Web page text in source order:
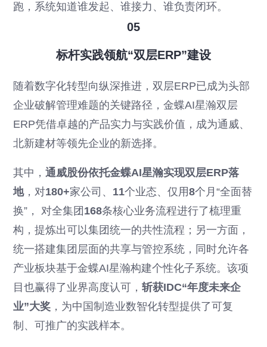
跑，系统知道谁发起、谁接力、谁负责闭环。
05
标杆实践领航“双层ERP”建设
随着数字化转型向纵深推进，双层ERP已成为头部
企业破解管理难题的关键路径，金蝶AI星瀚双层
ERP凭借卓越的产品实力与实践价值，成为通威、
北新建材等领先企业的新选择。
其中，通威股份依托金蝶AI星瀚实现双层ERP落
地，对180+家公司、 11个业态、仅用8个月“全面替
换”， 对全集团 168条核心业务流程进行了梳理重
构，提炼出可以集团统一的共性流程；另一方面，
统一搭建集团层面的共享与管控系统，同时允许各
产业板块基于金蝶AI星瀚构建个性化子系统。该项
目也赢得了业界高度认可，斩获IDC“年度未来企
业”大奖 ，为中国制造业数智化转型提供了可复
制、可推广的实践样本。